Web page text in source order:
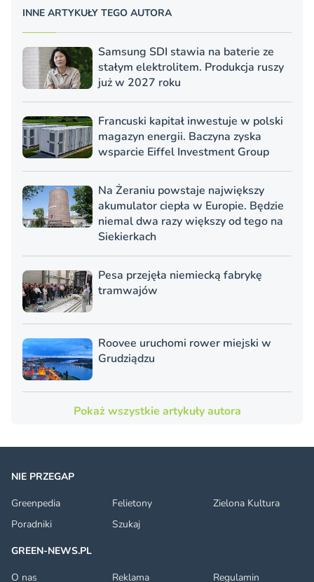
INNE ARTYKUŁY TEGO AUTORA
Samsung SDI stawia na baterie ze
stałym elektrolitem. Produkcja ruszy
już w 2027 roku
Francuski kapitał inwestuje w polski
magazyn energii. Baczyna zyska
wsparcie Eiffel Investment Group
Na Żeraniu powstaje największy
akumulator ciepła w Europie. Będzie
niemal dwa razy większy od tego na
Siekierkach
Pesa przejęła niemiecką fabrykę
tramwajów
Roovee uruchomi rower miejski w
Grudziądzu
Pokaż wszystkie artykuły autora
NIE PRZEGAP
Greenpedia
Felietony
Zielona Kultura
Poradniki
Szukaj
GREEN-NEWS.PL
O nas
Reklama Regulamin